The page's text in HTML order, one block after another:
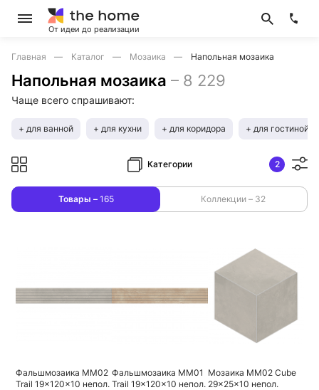
От идеи до реализации
Главная Каталог Мозаика Напольная мозаика
Напольная мозаика – 8 229
Чаще всего спрашивают:
+ для ванной + для кухни + для коридора + для гостиной
Категории 2
Товары – 165 Коллекции – 32
Фальшмозаика MM02
Trail 19x120x10 непол.
Фальшмозаика MM01
Trail 19x120x10 непол.
Мозаика MM02 Cube
29x25x10 непол.